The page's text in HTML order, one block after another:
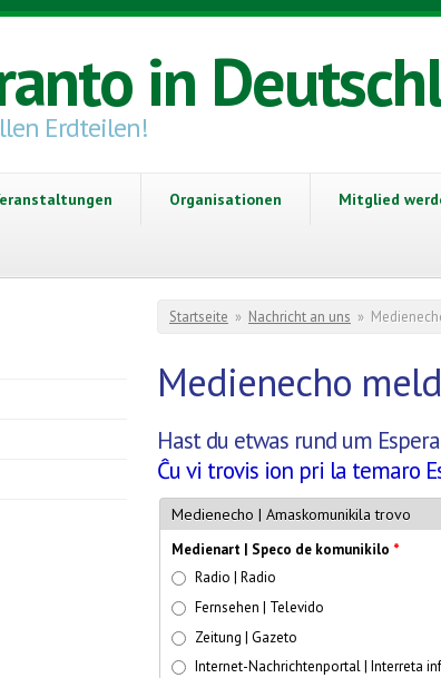
in
Erdteilen!
Organisationen Mitglied
Sie sind hier
Startseite » Nachricht an uns »
Medienecho
Hast du etwas rund um
Ĉu vi trovis ion pri la temaro
Medienecho | Amaskomunikila trovo
Medienart | Speco de komunikilo *
Radio | Radio
Fernsehen | Televido
Zeitung | Gazeto
Internet-Nachrichtenportal | Interreta